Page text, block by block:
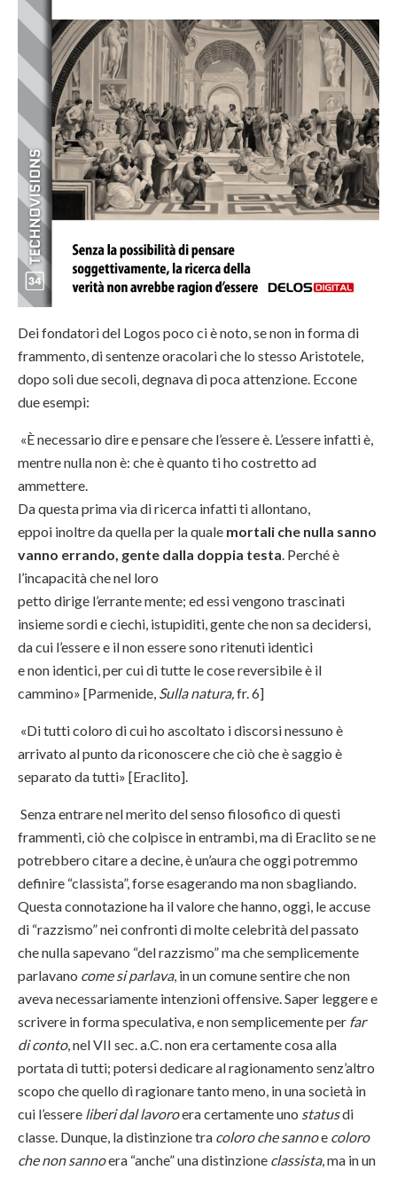
Dei fondatori del Logos poco ci è noto, se non in forma di
frammento, di sentenze oracolari che lo stesso Aristotele,
dopo soli due secoli, degnava di poca attenzione. Eccone
due esempi:
«È necessario dire e pensare che l’essere è. L’essere infatti è,
mentre nulla non è: che è quanto ti ho costretto ad
ammettere.
Da questa prima via di ricerca infatti ti allontano,
eppoi inoltre da quella per la quale mortali che nulla sanno
vanno errando, gente dalla doppia testa. Perché è
l’incapacità che nel loro
petto dirige l’errante mente; ed essi vengono trascinati
insieme sordi e ciechi, istupiditi, gente che non sa decidersi,
da cui l’essere e il non essere sono ritenuti identici
e non identici, per cui di tutte le cose reversibile è il
cammino» [Parmenide, Sulla natura,fr. 6]
«Di tutti coloro di cui ho ascoltato i discorsi nessuno è
arrivato al punto da riconoscere che ciò che è saggio è
separato da tutti» [Eraclito].
Senza entrare nel merito del senso filosofico di questi
frammenti, ciò che colpisce in entrambi, ma di Eraclito se ne
potrebbero citare a decine, è un’aura che oggi potremmo
definire “classista”, forse esagerando ma non sbagliando.
Questa connotazione ha il valore che hanno, oggi, le accuse
di “razzismo” nei confronti di molte celebrità del passato
che nulla sapevano “del razzismo” ma che semplicemente
parlavano come si parlava, in un comune sentire che non
aveva necessariamente intenzioni offensive. Saper leggere e
scrivere in forma speculativa, e non semplicemente per far
di conto, nel VII sec. a.C. non era certamente cosa alla
portata di tutti; potersi dedicare al ragionamento senz’altro
scopo che quello di ragionare tanto meno, in una società in
cui l’essere liberi dal lavoroera certamente uno statusdi
classe. Dunque, la distinzione tra coloro che sannoe coloro
che non sannoera “anche” una distinzione classista, ma in un